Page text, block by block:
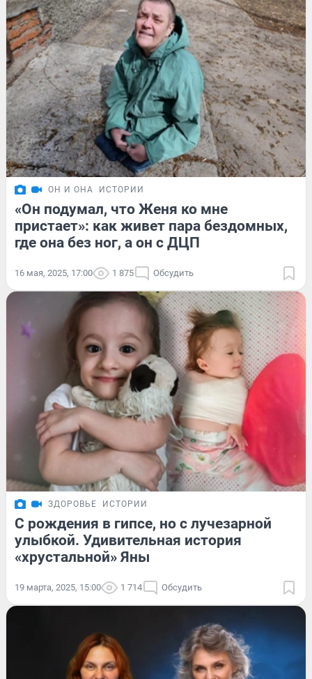
ОН И ОНА ИСТОРИИ
«Он подумал, что Женя ко мне
пристает»: как живет пара бездомных,
где она без ног, а он с ДЦП
16 мая, 2025, 17:00 1 875 Обсудить
ЗДОРОВЬЕ ИСТОРИИ
С рождения в гипсе, но с лучезарной
улыбкой. Удивительная история
«хрустальной» Яны
19 марта, 2025, 15:00 1 714 Обсудить